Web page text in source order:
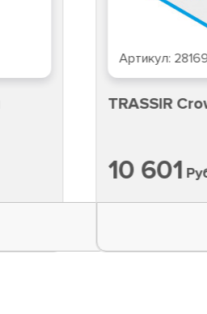
Артикул:
TRASSIR
10 601